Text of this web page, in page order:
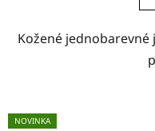
Kožené
NOVINKA